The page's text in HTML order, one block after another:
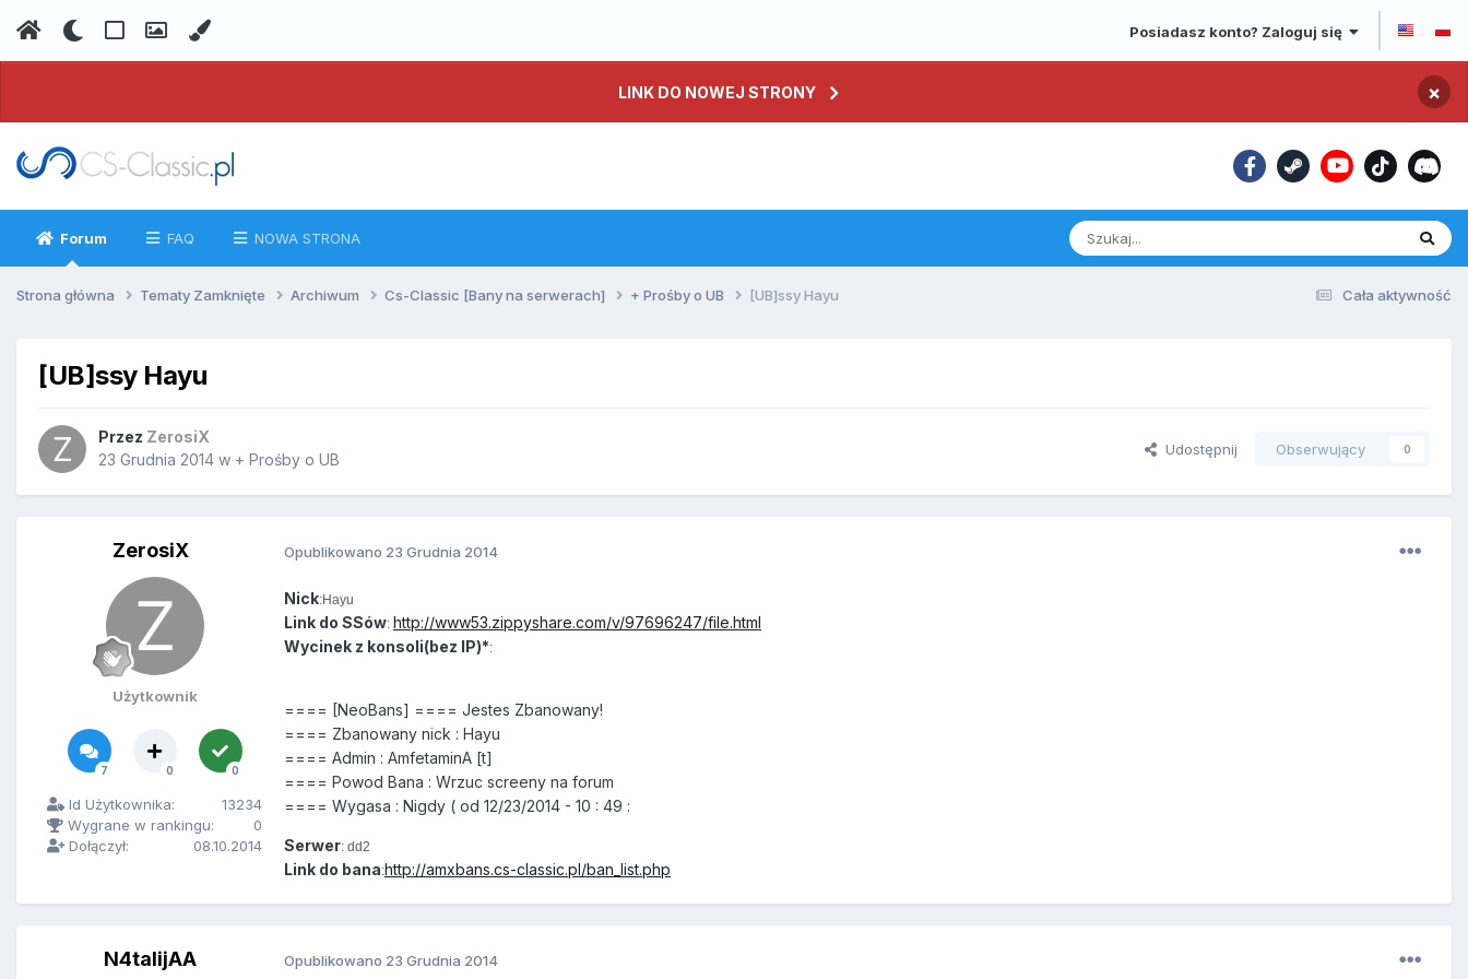
Posiadasz konto? Zaloguj się
LINK DO NOWEJ STRONY ×
Forum FAQ NOWA STRONA
Cała aktywność
Strona główna Tematy Zamknięte Archiwum Cs-Classic [Bany na serwerach] + Prośby o UB [UB]ssy Hayu
[UB]ssy Hayu
Przez ZerosiX
23 Grudnia 2014 w + Prośby o UB
Udostępnij Obserwujący 0
ZerosiX
Użytkownik
7 0 0
Id Użytkownika:
13234
Wygrane w rankingu:
0
Dołączył:
08.10.2014
Opublikowano 23 Grudnia 2014
Nick:Hayu
Link do SSów: http://www53.zippyshare.com/v/97696247/file.html
Wycinek z konsoli(bez IP)*:
==== [NeoBans] ==== Jestes Zbanowany!
==== Zbanowany nick : Hayu
==== Admin : AmfetaminA [t]
==== Powod Bana : Wrzuc screeny na forum
==== Wygasa : Nigdy ( od 12/23/2014 - 10 : 49 :
Serwer: dd2
Link do bana:http://amxbans.cs-classic.pl/ban_list.php
N4talijAA Opublikowano 23 Grudnia 2014